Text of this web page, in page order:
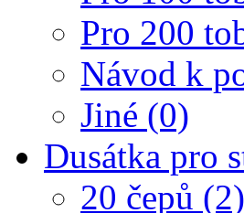
Pro 200
Návod k
Jiné (0)
Dusátka pro
20 čepů (2)